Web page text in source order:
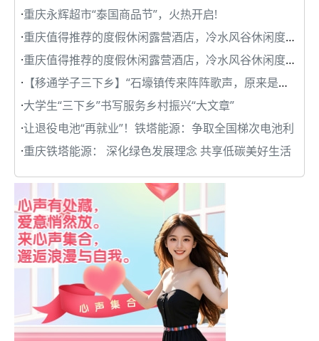
·重庆永辉超市“泰国商品节”，火热开启!
·重庆值得推荐的度假休闲露营酒店，冷水风谷休闲度假营
·重庆值得推荐的度假休闲露营酒店，冷水风谷休闲度假营
· 【移通学子三下乡】“石壕镇传来阵阵歌声，原来是他们
·大学生“三下乡”书写服务乡村振兴“大文章”
·让退役电池“再就业”！铁塔能源：争取全国梯次电池利
·重庆铁塔能源： 深化绿色发展理念 共享低碳美好生活